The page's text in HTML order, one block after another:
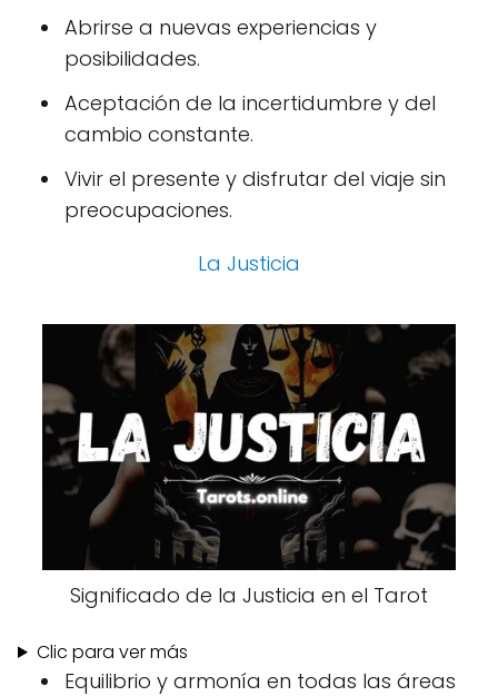
Abrirse a nuevas experiencias y
posibilidades.
Aceptación de la incertidumbre y del
cambio constante.
Vivir el presente y disfrutar del viaje sin
preocupaciones.
La Justicia
Significado de la Justicia en el Tarot
Clic para ver más
Equilibrio y armonía en todas las áreas